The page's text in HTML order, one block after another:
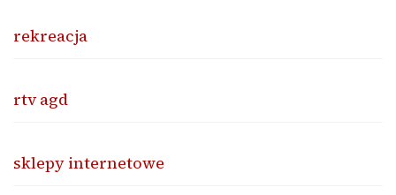
rekreacja
rtv agd
sklepy internetowe